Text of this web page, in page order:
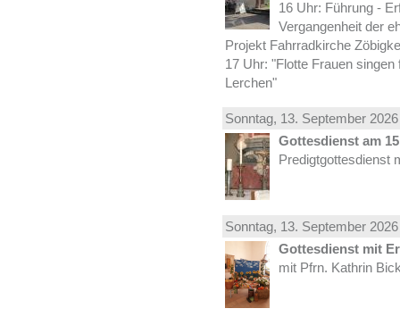
16 Uhr: Führung -
Vergangenheit der
Projekt Fahrradkirche
17 Uhr: "Flotte Frauen
Lerchen"
Sonntag, 13. September
Gottesdienst am
Predigtgottesdienst
Sonntag, 13. September
Gottesdienst mit
mit Pfrn. Kathrin